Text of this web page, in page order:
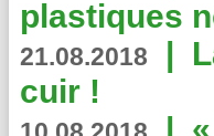
plastiques
21.08.2018 |
cuir !